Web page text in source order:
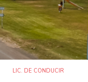
LIC. DE CONDUCIR